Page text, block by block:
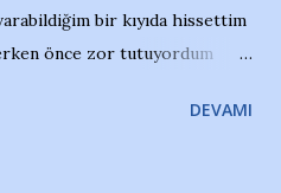
bir kıyıda hissettim
önce zor tutuyordum
ancak…Kendisinin web
DEVAMI